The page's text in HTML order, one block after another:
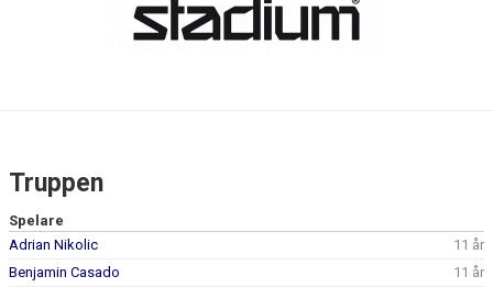
BILDGALLERI
DOKUMENT
Truppen
Spelare
Adrian Nikolic
11 år
Benjamin Casado
11 år